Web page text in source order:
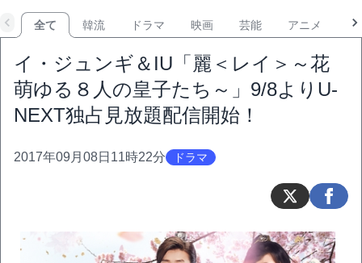
全て 韓流 ドラマ 映画 芸能 アニメ
イ・ジュンギ＆IU「麗＜レイ＞～花
萌ゆる８人の皇子たち～」9/8よりU-
NEXT独占見放題配信開始！
2017年09月08日11時22分 ドラマ